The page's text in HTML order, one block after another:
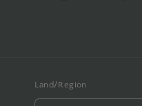
Land/Region